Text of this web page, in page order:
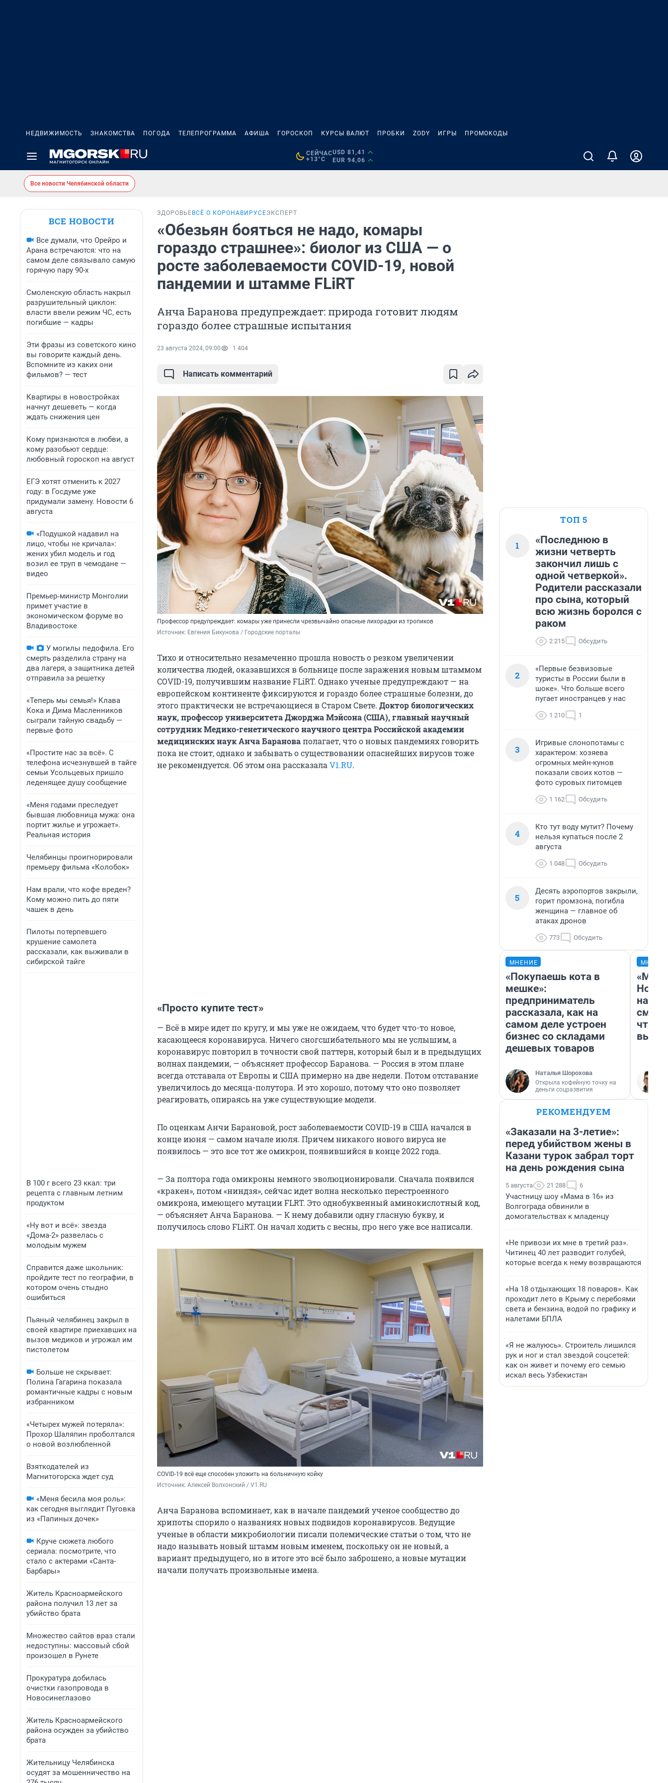
НЕДВИЖИМОСТЬ ЗНАКОМСТВА ПОГОДА ТЕЛЕПРОГРАММА АФИША ГОРОСКОП КУРСЫ ВАЛЮТ ПРОБКИ ZODY ИГРЫ ПРОМОКОДЫ
СЕЙЧАС
+13°C
USD 81,41
EUR 94,06
Все новости Челябинской области
ВСЕ НОВОСТИ
Все думали, что Орейро и
Арана встречаются: что на
самом деле связывало самую
горячую пару 90-х
Смоленскую область накрыл
разрушительный циклон:
власти ввели режим ЧС, есть
погибшие — кадры
Эти фразы из советского кино
вы говорите каждый день.
Вспомните из каких они
фильмов? — тест
Квартиры в новостройках
начнут дешеветь — когда
ждать снижения цен
Кому признаются в любви, а
кому разобьют сердце:
любовный гороскоп на август
ЕГЭ хотят отменить к 2027
году: в Госдуме уже
придумали замену. Новости 6
августа
«Подушкой надавил на
лицо, чтобы не кричала»:
жених убил модель и год
возил ее труп в чемодане —
видео
Премьер‑министр Монголии
примет участие в
экономическом форуме во
Владивостоке
У могилы педофила. Его
смерть разделила страну на
два лагеря, а защитника детей
отправила за решетку
«Теперь мы семья!» Клава
Кока и Дима Масленников
сыграли тайную свадьбу —
первые фото
«Простите нас за всё». С
телефона исчезнувшей в тайге
семьи Усольцевых пришло
леденящее душу сообщение
«Меня годами преследует
бывшая любовница мужа: она
портит жилье и угрожает».
Реальная история
Челябинцы проигнорировали
премьеру фильма «Колобок»
Нам врали, что кофе вреден?
Кому можно пить до пяти
чашек в день
Пилоты потерпевшего
крушение самолета
рассказали, как выживали в
сибирской тайге
В 100 г всего 23 ккал: три
рецепта с главным летним
продуктом
«Ну вот и всё»: звезда
«Дома-2» развелась с
молодым мужем
Справится даже школьник:
пройдите тест по географии, в
котором очень стыдно
ошибиться
Пьяный челябинец закрыл в
своей квартире приехавших на
вызов медиков и угрожал им
пистолетом
Больше не скрывает:
Полина Гагарина показала
романтичные кадры с новым
избранником
«Четырех мужей потеряла»:
Прохор Шаляпин проболтался
о новой возлюбленной
Взяткодателей из
Магнитогорска ждет суд
«Меня бесила моя роль»:
как сегодня выглядит Пуговка
из «Папиных дочек»
Круче сюжета любого
сериала: посмотрите, что
стало с актерами «Санта-
Барбары»
Житель Красноармейского
района получил 13 лет за
убийство брата
Множество сайтов враз стали
недоступны: массовый сбой
произошел в Рунете
Прокуратура добилась
очистки газопровода в
Новосинеглазово
Житель Красноармейского
района осужден за убийство
брата
Жительницу Челябинска
осудят за мошенничество на
ЗДОРОВЬЕ ВСЁ О КОРОНАВИРУСЕЭКСПЕРТ
«Обезьян бояться не надо, комары
гораздо страшнее»: биолог из США — о
росте заболеваемости COVID-19, новой
пандемии и штамме FLiRT
Анча Баранова предупреждает: природа готовит людям
гораздо более страшные испытания
23 августа 2024, 09:00 1 404
Написать комментарий
Профессор предупреждает: комары уже принесли чрезвычайно опасные лихорадки из тропиков
Источник: Евгения Бикунова / Городские порталы
Тихо и относительно незамеченно прошла новость о резком увеличении
количества людей, оказавшихся в больнице после заражения новым штаммом
COVID-19, получившим название FLiRT. Однако ученые предупреждают — на
европейском континенте фиксируются и гораздо более страшные болезни, до
этого практически не встречающиеся в Старом Свете. Доктор биологических
наук, профессор университета Джорджа Мэйсона (США), главный научный
сотрудник Медико-генетического научного центра Российской академии
медицинских наук Анча Барановаполагает, что о новых пандемиях говорить
пока не стоит, однако и забывать о существовании опаснейших вирусов тоже
не рекомендуется. Об этом она рассказала V1.RU.
«Просто купите тест»
— Всё в мире идет по кругу, и мы уже не ожидаем, что будет что-то новое,
касающееся коронавируса. Ничего сногсшибательного мы не услышим, а
коронавирус повторил в точности свой паттерн, который был и в предыдущих
волнах пандемии, — объясняет профессор Баранова. — Россия в этом плане
всегда отставала от Европы и США примерно на две недели. Потом отставание
увеличилось до месяца-полутора. И это хорошо, потому что оно позволяет
реагировать, опираясь на уже существующие модели.
По оценкам Анчи Барановой, рост заболеваемости COVID-19 в США начался в
конце июня — самом начале июля. Причем никакого нового вируса не
появилось — это все тот же омикрон, появившийся в конце 2022 года.
— За полтора года омикроны немного эволюционировали. Сначала появился
«кракен», потом «ниндзя», сейчас идет волна несколько перестроенного
омикрона, имеющего мутации FLRT. Это однобуквенный аминокислотный код,
— объясняет Анча Баранова. — К нему добавили одну гласную букву, и
получилось слово FLiRT. Он начал ходить с весны, про него уже все написали.
COVID-19 всё еще способен уложить на больничную койку
Источник: Алексей Волхонский / V1.RU
Анча Баранова вспоминает, как в начале пандемий ученое сообщество до
хрипоты спорило о названиях новых подвидов коронавирусов. Ведущие
ученые в области микробиологии писали полемические статьи о том, что не
надо называть новый штамм новым именем, поскольку он не новый, а
вариант предыдущего, но в итоге это всё было заброшено, а новые мутации
начали получать произвольные имена.
ТОП 5
1
«Последнюю в
жизни четверть
закончил лишь с
одной четверкой».
Родители рассказали
про сына, который
всю жизнь боролся с
раком
2 215 Обсудить
2
«Первые безвизовые
туристы в России были в
шоке». Что больше всего
пугает иностранцев у нас
1 210 1
3
Игривые слонопотамы с
характером: хозяева
огромных мейн-кунов
показали своих котов —
фото суровых питомцев
1 162 Обсудить
4
Кто тут воду мутит? Почему
нельзя купаться после 2
августа
1 048 Обсудить
5
Десять аэропортов закрыли,
горит промзона, погибла
женщина — главное об
атаках дронов
773 Обсудить
МНЕНИЕ
«Покупаешь кота в
мешке»:
предприниматель
рассказала, как на
самом деле устроен
бизнес со складами
дешевых товаров
Наталья Шорохова
Открыла кофейную точку на
деньги соцразвития
«Мы
РЕКОМЕНДУЕМ
«Заказали на 3-летие»:
перед убийством жены в
Казани турок забрал торт
на день рождения сына
5 августа 21 288 6
Участницу шоу «Мама в 16» из
Волгограда обвинили в
домогательствах к младенцу
«Не привози их мне в третий раз».
Читинец 40 лет разводит голубей,
которые всегда к нему возвращаются
«На 18 отдыхающих 18 поваров». Как
проходит лето в Крыму с перебоями
света и бензина, водой по графику и
налетами БПЛА
«Я не жалуюсь». Строитель лишился
рук и ног и стал звездой соцсетей:
как он живет и почему его семью
искал весь Узбекистан